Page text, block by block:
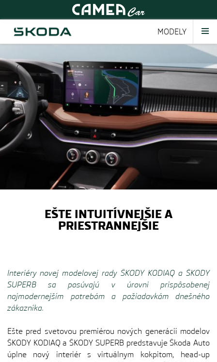
MODELY
EŠTE INTUITÍVNEJŠIE A
PRIESTRANNEJŠIE
Interiéry novej modelovej rady ŠKODY KODIAQ a ŠKODY
SUPERB sa posúvajú v úrovni prispôsobenej
najmodernejším potrebám a požiadavkám dnešného
zákazníka.
Ešte pred svetovou premiérou nových generácií modelov
ŠKODY KODIAQ a ŠKODY SUPERB predstavuje Škoda Auto
úplne nový interiér s virtuálnym kokpitom, head-up